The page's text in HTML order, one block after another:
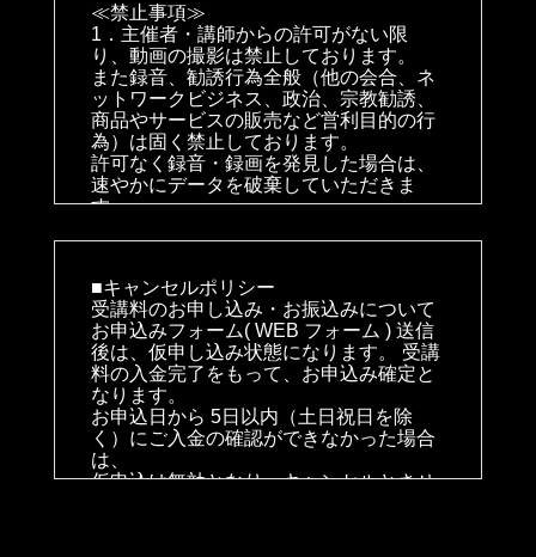
かねます。
貴重品等の管理はご自身でお願いいたし
ます。
3. 事故や混乱防止のため、スタッフの指
示には必ず従ってください。
従っていただけない場合、参加をお断り
することやイベントを中止することがご
ざいます。
参加者並びに主催者への迷惑行為、進行
≪禁止事項≫
1．主催者・講師からの許可がない限
り、動画の撮影は禁止しております。
また録音、勧誘行為全般（他の会合、ネ
ットワークビジネス、政治、宗教勧誘、
商品やサービスの販売など営利目的の行
為）は固く禁止しております。
許可なく録音・録画を発見した場合は、
速やかにデータを破棄していただきま
す。
2．イベント・研修ご参加の際、他の参
進行の妨げになる行為をされた場合は、
主催者の判断により
参加の続行をお断りさせていただくこと
もございます。
その場合、代金のご返金も行われませ
ん。
ご質問等がございましたらお気軽にご連
絡くださいませ。
講師、スタッフ一同
■キャンセルポリシー
受講料のお申し込み・お振込みについて
お申込みフォーム( WEB フォーム ) 送信
後は、仮申し込み状態になります。 受講
料の入金完了をもって、お申込み確定と
なります。
お申込日から 5日以内（土日祝日を除
く）にご入金の確認ができなかった場合
は、
仮申込は無効となり、キャンセルとさせ